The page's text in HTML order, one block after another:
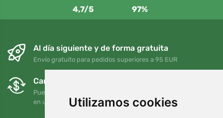
Utilizamos cookies
4,7/5 97%
Al día siguiente y de forma gratuita
Envío gratuito para pedidos superiores a 95 EUR
Cambios y devoluciones gratuitos
Puede devolver o cambiar su pedido en cualquier momento
en un plazo de 90 días